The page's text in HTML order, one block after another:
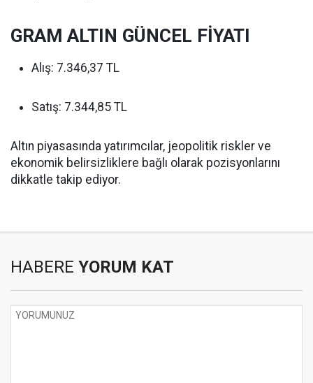
GRAM ALTIN GÜNCEL FİYATI
Alış: 7.346,37 TL
Satış: 7.344,85 TL
Altın piyasasında yatırımcılar, jeopolitik riskler ve
ekonomik belirsizliklere bağlı olarak pozisyonlarını
dikkatle takip ediyor.
HABERE YORUM KAT